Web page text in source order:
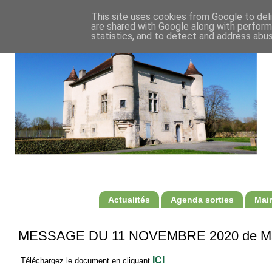
Actualités Agenda sorties
MESSAGE DU 11 NOVEMBRE 2020 de
Téléchargez le document en cliquant ICI
This site uses cookies from Google to
are shared with Google along with
statistics, and to detect and address